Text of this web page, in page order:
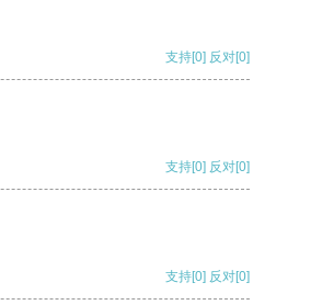
支持[0] 反对[0]
支持[0] 反对[0]
支持[0] 反对[0]